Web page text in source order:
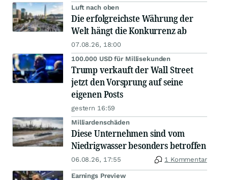
Luft nach oben
Die erfolgreichste Währung der
Welt hängt die Konkurrenz ab
07.08.26, 18:00
100.000 USD für Millisekunden
Trump verkauft der Wall Street
jetzt den Vorsprung auf seine
eigenen Posts
gestern 16:59
Milliardenschäden
Diese Unternehmen sind vom
Niedrigwasser besonders betroffen
06.08.26, 17:55 1 Kommentar
Earnings Preview